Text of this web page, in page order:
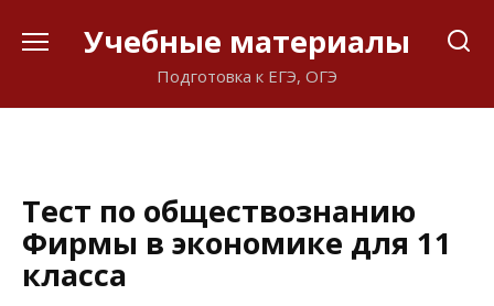
Учебные материалы
Подготовка к ЕГЭ, ОГЭ
Тест по обществознанию
Фирмы в экономике для 11
класса